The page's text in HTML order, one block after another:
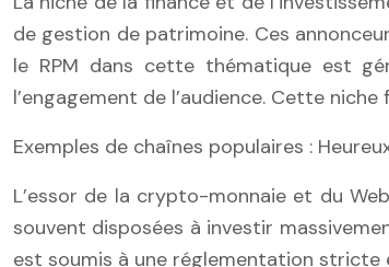
de gestion de patrimoine. Ces
le RPM dans cette thématique est
l’engagement de l’audience. Cette
Exemples de chaînes populaires :
L’essor de la crypto-monnaie et du
souvent disposées à investir
est soumis à une réglementation stricte